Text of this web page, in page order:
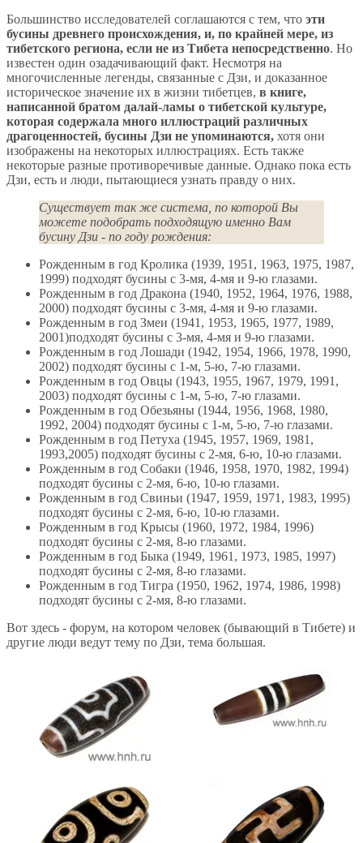
Большинство исследователей соглашаются с тем, что эти
бусины древнего происхождения, и, по крайней мере, из
тибетского региона, если не из Тибета непосредственно. Но
известен один озадачивающий факт. Несмотря на
многочисленные легенды, связанные с Дзи, и доказанное
историческое значение их в жизни тибетцев, в книге,
написанной братом далай-ламы о тибетской культуре,
которая содержала много иллюстраций различных
драгоценностей, бусины Дзи не упоминаются, хотя они
изображены на некоторых иллюстрациях. Есть также
некоторые разные противоречивые данные. Однако пока есть
Дзи, есть и люди, пытающиеся узнать правду о них.
Существует так же система, по которой Вы
можете подобрать подходящую именно Вам
бусину Дзи - по году рождения:
Рожденным в год Кролика (1939, 1951, 1963, 1975, 1987,
1999) подходят бусины с 3-мя, 4-мя и 9-ю глазами.
Рожденным в год Дракона (1940, 1952, 1964, 1976, 1988,
2000) подходят бусины с 3-мя, 4-мя и 9-ю глазами.
Рожденным в год Змеи (1941, 1953, 1965, 1977, 1989,
2001)подходят бусины с 3-мя, 4-мя и 9-ю глазами.
Рожденным в год Лошади (1942, 1954, 1966, 1978, 1990,
2002) подходят бусины с 1-м, 5-ю, 7-ю глазами.
Рожденным в год Овцы (1943, 1955, 1967, 1979, 1991,
2003) подходят бусины с 1-м, 5-ю, 7-ю глазами.
Рожденным в год Обезьяны (1944, 1956, 1968, 1980,
1992, 2004) подходят бусины с 1-м, 5-ю, 7-ю глазами.
Рожденным в год Петуха (1945, 1957, 1969, 1981,
1993,2005) подходят бусины с 2-мя, 6-ю, 10-ю глазами.
Рожденным в год Собаки (1946, 1958, 1970, 1982, 1994)
подходят бусины с 2-мя, 6-ю, 10-ю глазами.
Рожденным в год Свиньи (1947, 1959, 1971, 1983, 1995)
подходят бусины с 2-мя, 6-ю, 10-ю глазами.
Рожденным в год Крысы (1960, 1972, 1984, 1996)
подходят бусины с 2-мя, 8-ю глазами.
Рожденным в год Быка (1949, 1961, 1973, 1985, 1997)
подходят бусины с 2-мя, 8-ю глазами.
Рожденным в год Тигра (1950, 1962, 1974, 1986, 1998)
подходят бусины с 2-мя, 8-ю глазами.
Вот здесь - форум, на котором человек (бывающий в Тибете) и
другие люди ведут тему по Дзи, тема большая.